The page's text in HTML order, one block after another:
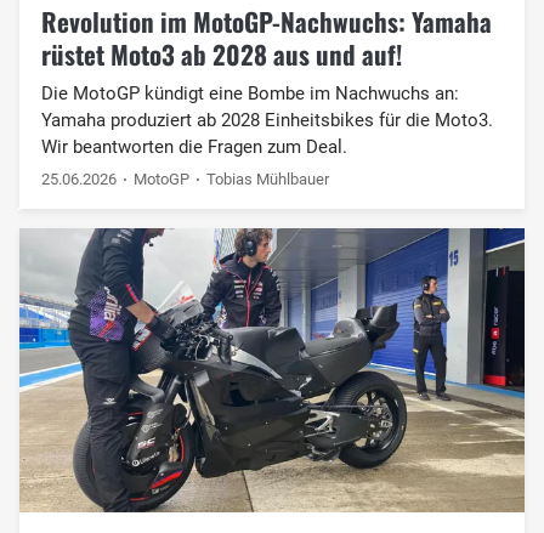
Revolution im MotoGP-Nachwuchs: Yamaha
rüstet Moto3 ab 2028 aus und auf!
Die MotoGP kündigt eine Bombe im Nachwuchs an:
Yamaha produziert ab 2028 Einheitsbikes für die Moto3.
Wir beantworten die Fragen zum Deal.
25.06.2026 MotoGP Tobias Mühlbauer